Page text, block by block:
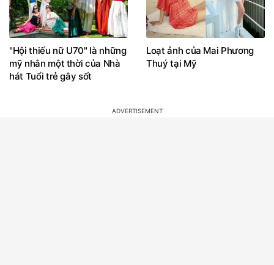
"Hội thiếu nữ U70" là những
mỹ nhân một thời của Nhà
hát Tuổi trẻ gây sốt
Loạt ảnh của Mai Phương
Thuý tại Mỹ